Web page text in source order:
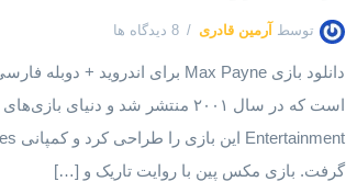
توسط آرمین قادری 8 دیدگاه ها
گرفت. بازی مکس پین با روایت تاریک و […]